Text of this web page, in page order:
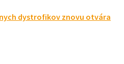
dystrofikov znovu otvára